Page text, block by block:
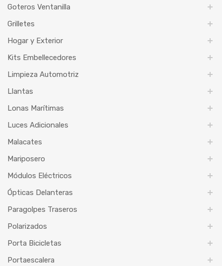
Goteros Ventanilla
Grilletes
Hogar y Exterior
Kits Embellecedores
Limpieza Automotriz
Llantas
Lonas Marítimas
Luces Adicionales
Malacates
Mariposero
Módulos Eléctricos
Ópticas Delanteras
Paragolpes Traseros
Polarizados
Porta Bicicletas
Portaescalera